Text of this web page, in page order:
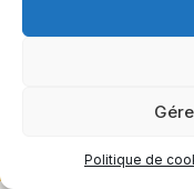
Politique de
EQUILIBIOS